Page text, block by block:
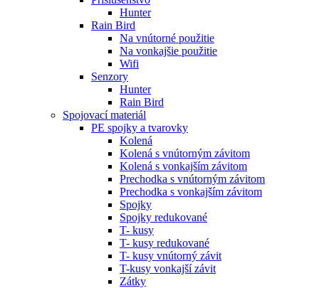
Hunter
Rain Bird
Na vnútorné použitie
Na vonkajšie použitie
Wifi
Senzory
Hunter
Rain Bird
Spojovací materiál
PE spojky a tvarovky
Kolená
Kolená s vnútorným závitom
Kolená s vonkajším závitom
Prechodka s vnútorným závitom
Prechodka s vonkajším závitom
Spojky
Spojky redukované
T- kusy
T- kusy redukované
T- kusy vnútorný závit
T-kusy vonkajší závit
Zátky